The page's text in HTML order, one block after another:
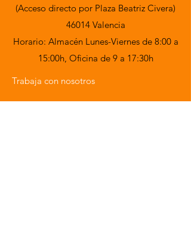
(Acceso directo por Plaza Beatriz Civera)
46014 Valencia
Horario: Almacén Lunes-Viernes de 8:00 a
15:00h, Oficina de 9 a 17:30h
Trabaja con nosotros